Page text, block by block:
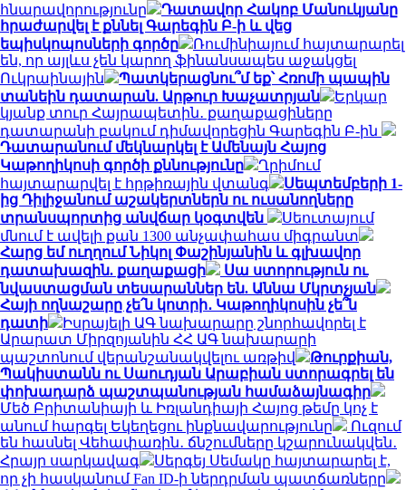
հնարավորությունը
Դատավոր Հակոբ Մանուկյանը
հրաժարվել է քննել Գարեգին Բ-ի և վեց
եպիսկոպոսների գործը
Ռումինիայում հայտարարել
են, որ այլևս չեն կարող ֆինանսապես աջակցել
Ուկրաինային
Պատկերացնու՞մ եք՝ Հռոմի պապին
տանեին դատարան. Արթուր Խաչատրյան
Երկար
կյանք տուր Հայրապետին․ քաղաքացիները
դատարանի բակում դիմավորեցին Գարեգին Բ-ին
Դատարանում մեկնարկել է Ամենայն Հայոց
Կաթողիկոսի գործի քննությունը
Ղրիմում
հայտարարվել է հրթիռային վտանգ
Սեպտեմբերի 1-
ից Դիլիջանում աշակերտներն ու ուսանողները
տրանսպորտից անվճար կօգտվեն
Սեուտայում
մնում է ավելի քան 1300 անչափահաս միգրանտ
Հարց եմ ուղղում Նիկոլ Փաշինյանին և գլխավոր
դատախազին. քաղաքացի
Սա ստորություն ու
նվաստացման տեսարաններ են. Աննա Մկրտչյան
Հայի ողնաշարը չե՛ն կոտրի․ Կաթողիկոսին չե՞ն
դատի
Իսրայելի ԱԳ նախարարը շնորհավորել է
Արարատ Միրզոյանին ՀՀ ԱԳ նախարարի
պաշտոնում վերանշանակվելու առթիվ
Թուրքիան,
Պակիստանն ու Սաուդյան Արաբիան ստորագրել են
փոխադարձ պաշտպանության համաձայնագիր
Մեծ Բրիտանիայի և Իռլանդիայի Հայոց թեմը կոչ է
անում հարգել Եկեղեցու ինքնավարությունը
Ուզում
են հասնել Վեհափառին․ ճնշումները կշարունակվեն․
Հրայր սարկավագ
Սերգեյ Սեմակը հայտարարել է,
որ չի հասկանում Fan ID-ի ներդրման պատճառները